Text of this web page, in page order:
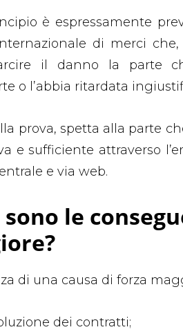
è espressamente
di merci che,
il danno la parte
o l’abbia ritardata
prova, spetta alla parte
e sufficiente attraverso
e via web.
le
di una causa di forza
dei contratti;